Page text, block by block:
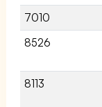
7010
8526
8113